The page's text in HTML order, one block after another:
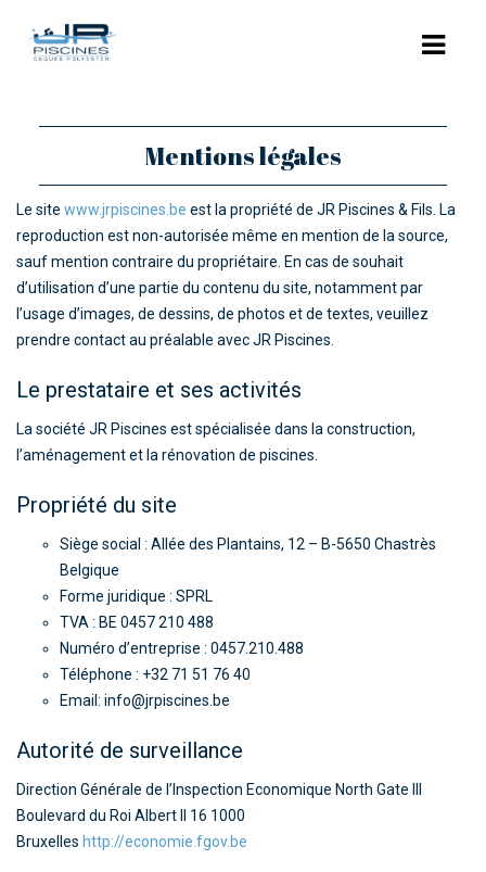
L’ENTREPRISE
NOS PISCINES
COQUES POLYESTER : LES MODÈLES
EQUIPEMENTS
TOILES TENDUES
ABRIS
TRAITEMENT AUTOMATIQUE DE L’EAU
DÉSHUMIDIFICATION
CHAUFFAGE
WELLNESS & SPA
NOUS CONTACTER
Mentions légales
Le site www.jrpiscines.be est la propriété de JR Piscines & Fils. La
reproduction est non-autorisée même en mention de la source,
sauf mention contraire du propriétaire. En cas de souhait
d’utilisation d’une partie du contenu du site, notamment par
l’usage d’images, de dessins, de photos et de textes, veuillez
prendre contact au préalable avec JR Piscines.
Le prestataire et ses activités
La société JR Piscines est spécialisée dans la construction,
l’aménagement et la rénovation de piscines.
Propriété du site
Siège social : Allée des Plantains, 12 – B-5650 Chastrès
Belgique
Forme juridique : SPRL
TVA : BE 0457 210 488
Numéro d’entreprise : 0457.210.488
Téléphone : +32 71 51 76 40
Email: info@jrpiscines.be
Autorité de surveillance
Direction Générale de l’Inspection Economique North Gate III
Boulevard du Roi Albert II 16 1000
Bruxelles http://economie.fgov.be